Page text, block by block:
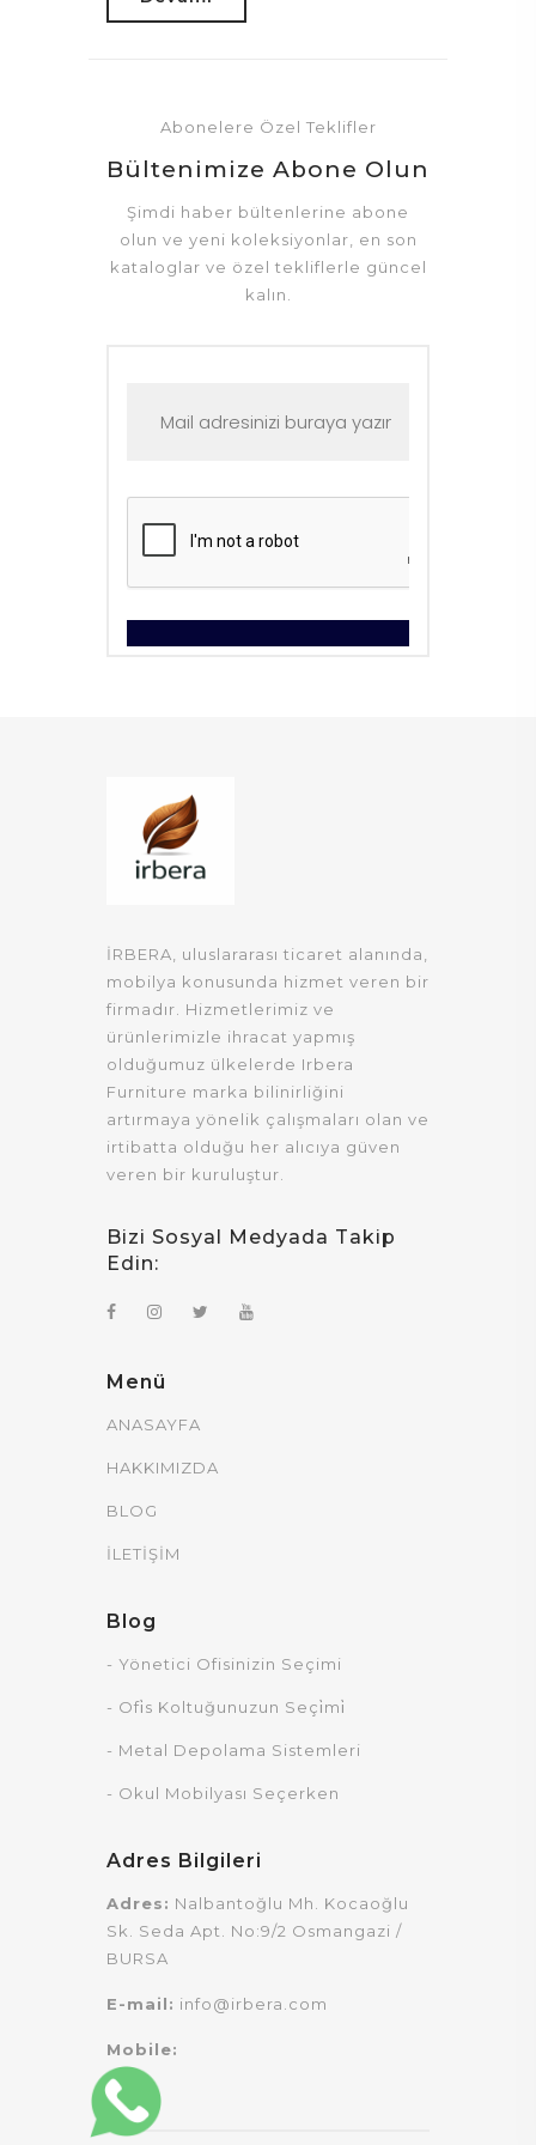
Abonelere Özel Teklifler
Bültenimize Abone Olun
Şimdi haber bültenlerine abone
olun ve yeni koleksiyonlar, en son
kataloglar ve özel tekliflerle güncel
kalın.
İRBERA, uluslararası ticaret alanında,
mobilya konusunda hizmet veren bir
firmadır. Hizmetlerimiz ve
ürünlerimizle ihracat yapmış
olduğumuz ülkelerde Irbera
Furniture marka bilinirliğini
artırmaya yönelik çalışmaları olan ve
irtibatta olduğu her alıcıya güven
veren bir kuruluştur.
Bizi Sosyal Medyada Takip
Edin:
Menü
ANASAYFA
HAKKIMIZDA
BLOG
İLETİŞİM
Blog
- Yönetici Ofisinizin Seçimi
- Ofi̇s Koltuğunuzun Seçi̇mi̇
- Metal Depolama Sistemleri
- Okul Mobilyası Seçerken
Adres Bilgileri
Adres: Nalbantoğlu Mh. Kocaoğlu
Sk. Seda Apt. No:9/2 Osmangazi /
BURSA
E-mail: info@irbera.com
Mobile: